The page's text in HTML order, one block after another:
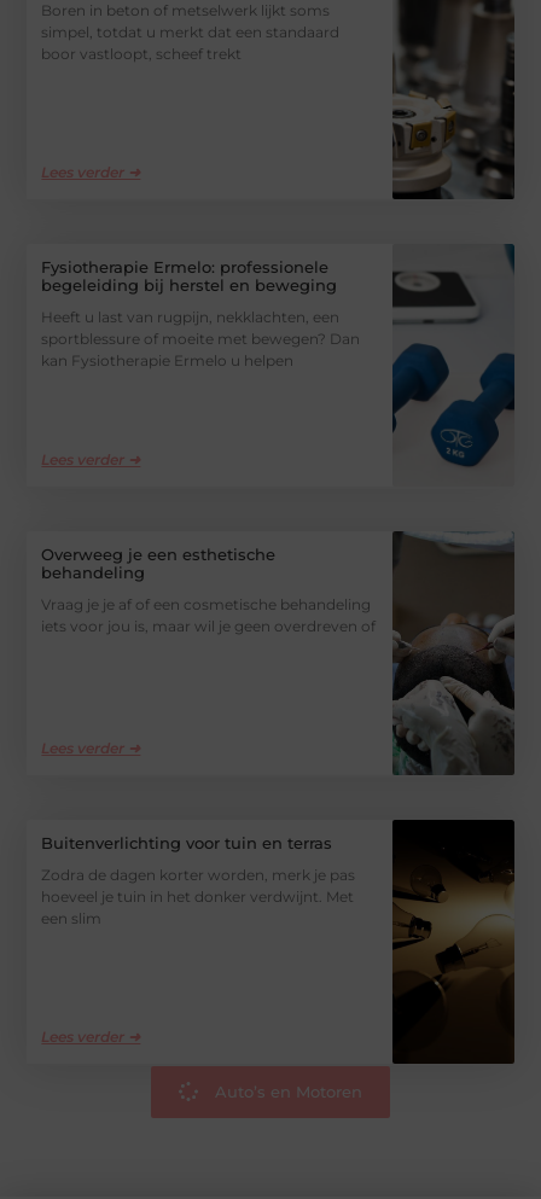
Boren in beton of metselwerk lijkt soms
simpel, totdat u merkt dat een standaard
boor vastloopt, scheef trekt
Lees verder ➜
Fysiotherapie Ermelo: professionele
begeleiding bij herstel en beweging
Heeft u last van rugpijn, nekklachten, een
sportblessure of moeite met bewegen? Dan
kan Fysiotherapie Ermelo u helpen
Lees verder ➜
Overweeg je een esthetische
behandeling
Vraag je je af of een cosmetische behandeling
iets voor jou is, maar wil je geen overdreven of
Lees verder ➜
Buitenverlichting voor tuin en terras
Zodra de dagen korter worden, merk je pas
hoeveel je tuin in het donker verdwijnt. Met
een slim
Lees verder ➜
Auto’s en Motoren